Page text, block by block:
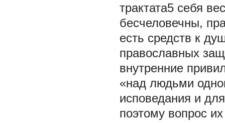
трактата5 себя
бесчеловечны,
есть средств к
православных
внутренние
«над людьми
исповедания и
поэтому вопрос